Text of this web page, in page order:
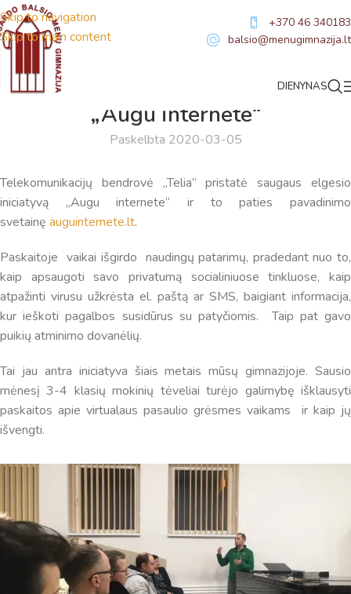
Skip to navigation
Skip to main content
+370 46 340183
balsio@menugimnazija.lt
DIENYNAS
„Augu internete“
Paskelbta 2020-03-05
Telekomunikacijų bendrovė „Telia“ pristatė saugaus elgesio
iniciatyvą „Augu internete“ ir to paties pavadinimo
svetainę auguinternete.lt.
Paskaitoje vaikai išgirdo naudingų patarimų, pradedant nuo to,
kaip apsaugoti savo privatumą socialiniuose tinkluose, kaip
atpažinti virusu užkrėsta el. paštą ar SMS, baigiant informacija,
kur ieškoti pagalbos susidūrus su patyčiomis. Taip pat gavo
puikių atminimo dovanėlių.
Tai jau antra iniciatyva šiais metais mūsų gimnazijoje. Sausio
mėnesį 3-4 klasių mokinių tėveliai turėjo galimybę išklausyti
paskaitos apie virtualaus pasaulio grėsmes vaikams ir kaip jų
išvengti.
Virtualus asistentas
Sveiki! Taip, aš esu virtualus. Tačiau dirbtinis intelektas
dar tobulai atsimenu visą šioje svetainėje pateiktą
informaciją. Jei visgi man pritrūks išmanumo - pateiksiu
Jums reikiamus kontaktus, kur galėsite pasiklausti
atsakingo specialisto.
Taigi... kuo galėčiau Jums padėti?